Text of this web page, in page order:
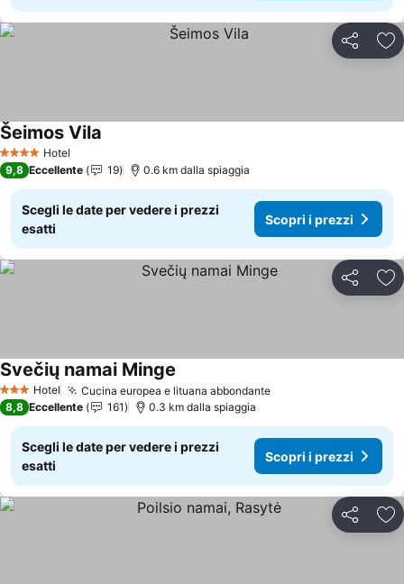
Condividi
4 Stelle Hotel
Šeimos Vila
9,8 Eccellente 19 0.6 km dalla spiaggia
Scegli le date per vedere i prezzi
esatti
Scopri i prezzi
Condividi
3 StelleHotel Cucina europea e lituana abbondanteScopri i prezzi
Svečių namai Minge
8,8 Eccellente 161 0.3 km dalla spiaggia
Scegli le date per vedere i prezzi
esatti
Scopri i prezzi
Condividi